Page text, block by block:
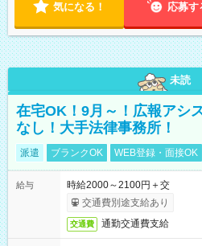
気になる！ 応募す
未読
在宅OK！9月～！広報アシ
なし！大手法律事務所！
派遣 ブランクOK WEB登録・面接OK
給与
時給2000～2100円＋交
交通費別途支給あり
交通費 通勤交通費支給